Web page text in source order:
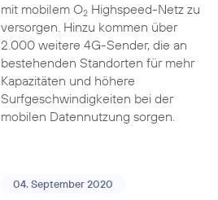
mit mobilem O2Highspeed-Netz zu
versorgen. Hinzu kommen über
2.000 weitere 4G-Sender, die an
bestehenden Standorten für mehr
Kapazitäten und höhere
Surfgeschwindigkeiten bei der
mobilen Datennutzung sorgen.
04. September 2020